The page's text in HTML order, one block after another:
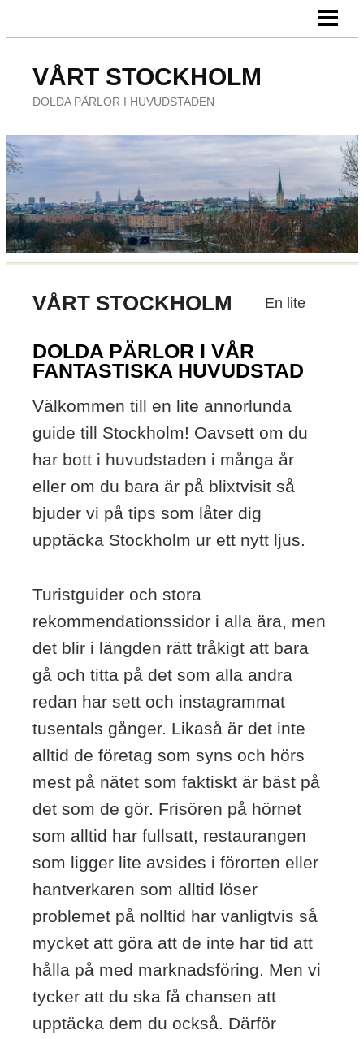
ÄTA UTE
VÅRT STOCKHOLM
DOLDA PÄRLOR I HUVUDSTADEN
VÅRT STOCKHOLM
DOLDA PÄRLOR I VÅR
FANTASTISKA HUVUDSTAD
Välkommen till en lite annorlunda
guide till Stockholm! Oavsett om du
har bott i huvudstaden i många år
eller om du bara är på blixtvisit så
bjuder vi på tips som låter dig
upptäcka Stockholm ur ett nytt ljus.
Turistguider och stora
rekommendationssidor i alla ära, men
det blir i längden rätt tråkigt att bara
gå och titta på det som alla andra
redan har sett och instagrammat
tusentals gånger. Likaså är det inte
alltid de företag som syns och hörs
mest på nätet som faktiskt är bäst på
det som de gör. Frisören på hörnet
som alltid har fullsatt, restaurangen
som ligger lite avsides i förorten eller
hantverkaren som alltid löser
problemet på nolltid har vanligtvis så
mycket att göra att de inte har tid att
hålla på med marknadsföring. Men vi
tycker att du ska få chansen att
upptäcka dem du också. Därför
En lite